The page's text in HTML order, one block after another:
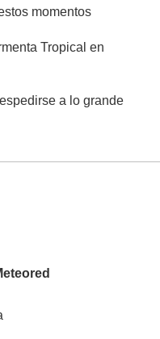
momentos
Tropical en
a lo grande